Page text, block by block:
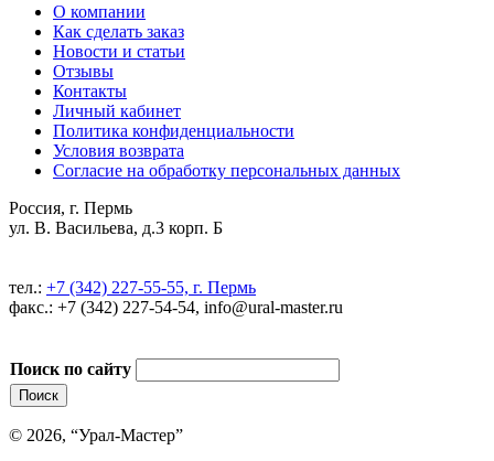
О компании
Как сделать заказ
Новости и статьи
Отзывы
Контакты
Личный кабинет
Политика конфиденциальности
Условия возврата
Согласие на обработку персональных данных
Россия, г. Пермь
ул. В. Васильева, д.3 корп. Б
тел.: +7 (342) 227-55-55, г. Пермь
факс.: +7 (342) 227-54-54, info@ural-master.ru
Поиск по сайту
© 2026, “Урал-Мастер”